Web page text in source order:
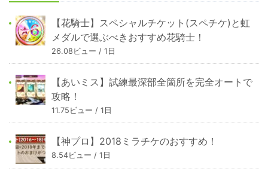
【花騎士】スペシャルチケット(スペチケ)と虹
メダルで選ぶべきおすすめ花騎士！
26.08ビュー / 1日
【あいミス】試練最深部全箇所を完全オートで
攻略！
11.75ビュー / 1日
【神プロ】2018ミラチケのおすすめ！
8.54ビュー / 1日